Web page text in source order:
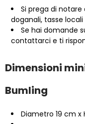
Si prega di
doganali, tasse
Se hai domande
contattarci e ti
Dimensioni
Bumling
Diametro 19 cm x